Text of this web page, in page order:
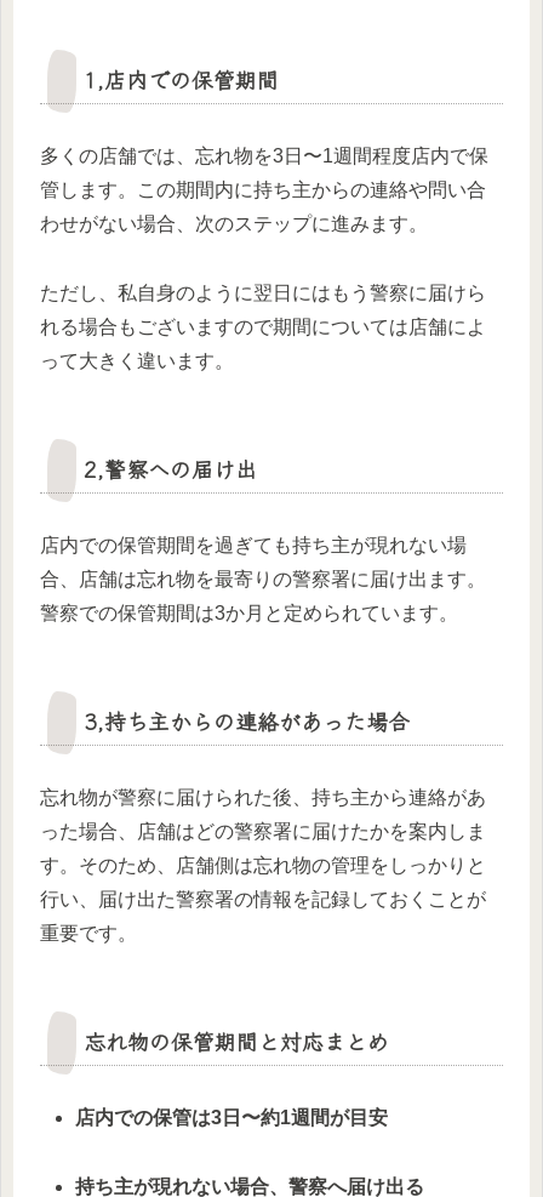
1,店内での保管期間
多くの店舗では、忘れ物を3日〜1週間程度店内で保
管します。この期間内に持ち主からの連絡や問い合
わせがない場合、次のステップに進みます。
ただし、私自身のように翌日にはもう警察に届けら
れる場合もございますので期間については店舗によ
って大きく違います。
2,警察への届け出
店内での保管期間を過ぎても持ち主が現れない場
合、店舗は忘れ物を最寄りの警察署に届け出ます。
警察での保管期間は3か月と定められています。
3,持ち主からの連絡があった場合
忘れ物が警察に届けられた後、持ち主から連絡があ
った場合、店舗はどの警察署に届けたかを案内しま
す。そのため、店舗側は忘れ物の管理をしっかりと
行い、届け出た警察署の情報を記録しておくことが
重要です。
忘れ物の保管期間と対応まとめ
店内での保管は3日〜約1週間が目安
持ち主が現れない場合、警察へ届け出る